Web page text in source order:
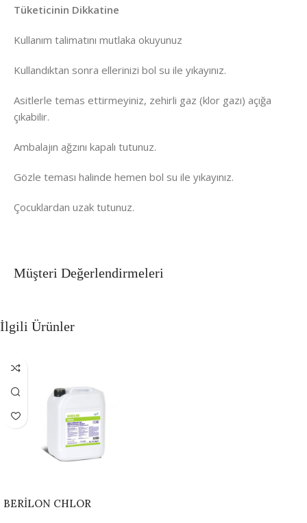
Tüketicinin Dikkatine
Kullanım talimatını mutlaka okuyunuz
Kullandıktan sonra ellerinizi bol su ile yıkayınız.
Asitlerle temas ettirmeyiniz, zehirli gaz (klor gazı) açığa
çıkabilir.
Ambalajın ağzını kapalı tutunuz.
Gözle teması halinde hemen bol su ile yıkayınız.
Çocuklardan uzak tutunuz.
Müşteri Değerlendirmeleri
İlgili Ürünler
BERİLON CHLOR